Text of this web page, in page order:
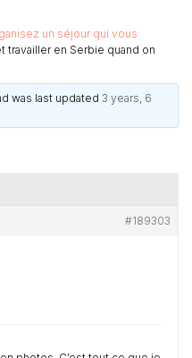
un séjour qui vous
travailler en Serbie quand on
was last updated3 years, 6
#189303